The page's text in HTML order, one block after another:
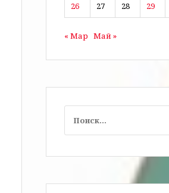
26 27 28 29
« Мар Май »